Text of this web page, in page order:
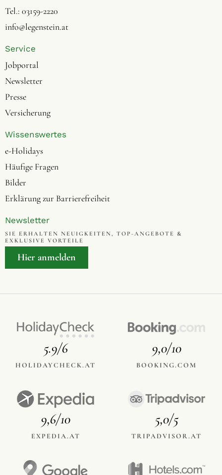
Tel.: 03159-2220
info@legenstein.at
Service
Jobportal
Newsletter
Presse
Versicherung
Wissenswertes
e-Holidays
Häufige Fragen
Bilder
Erklärung zur Barrierefreiheit
Newsletter
SIE ERHALTEN NEUIGKEITEN, TOP-ANGEBOTE &
EXKLUSIVE VORTEILE
Hier anmelden
5.9/6
HOLIDAYCHECK.AT
9,0/10
BOOKING.COM
9,6/10
EXPEDIA.AT
5,0/5
TRIPADVISOR.AT